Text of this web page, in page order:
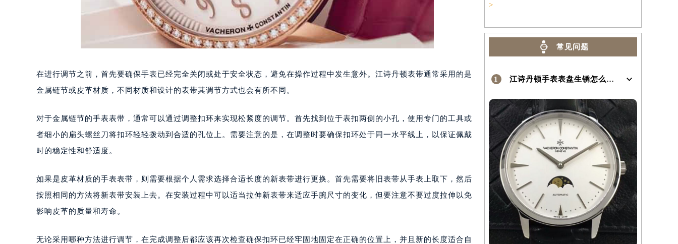
在进行调节之前，首先要确保手表已经完全关闭或处于安全状态，避免在操作过程中发生意外。江诗丹顿表带通常采用的是
金属链节或皮革材质，不同材质和设计的表带其调节方式也会有所不同。
对于金属链节的手表表带，通常可以通过调整扣环来实现松紧度的调节。首先找到位于表扣两侧的小孔，使用专门的工具或
者细小的扁头螺丝刀将扣环轻轻拨动到合适的孔位上。需要注意的是，在调整时要确保扣环处于同一水平线上，以保证佩戴
时的稳定性和舒适度。
如果是皮革材质的手表表带，则需要根据个人需求选择合适长度的新表带进行更换。首先需要将旧表带从手表上取下，然后
按照相同的方法将新表带安装上去。在安装过程中可以适当拉伸新表带来适应手腕尺寸的变化，但要注意不要过度拉伸以免
影响皮革的质量和寿命。
无论采用哪种方法进行调节，在完成调整后都应该再次检查确保扣环已经牢固地固定在正确的位置上，并且新的长度适合自
>
常见问题
1 江诗丹顿手表表盘生锈怎么办？表盘生锈有哪些解决方法？